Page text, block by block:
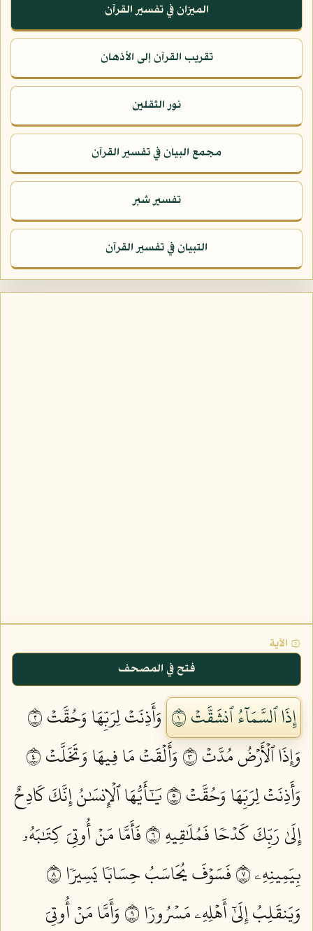
الميزان في تفسير القرآن
تقريب القرآن إلى الأذهان
نور الثقلين
مجمع البيان في تفسير القرآن
تفسير شبر
التبيان في تفسير القرآن
۞ الآية
فتح في المصحف
إِذَا ٱلسَّمَآءُ ٱنشَقَّتۡ ١
وَأَذِنَتۡ لِرَبِّهَا وَحُقَّتۡ ٢
وَإِذَا ٱلۡأَرۡضُ مُدَّتۡ ٣
وَأَلۡقَتۡ مَا فِيهَا وَتَخَلَّتۡ ٤
وَأَذِنَتۡ لِرَبِّهَا وَحُقَّتۡ ٥
يَٰٓأَيُّهَا ٱلۡإِنسَٰنُ إِنَّكَ كَادِحٌ
إِلَىٰ رَبِّكَ كَدۡحٗا فَمُلَٰقِيهِ ٦
فَأَمَّا مَنۡ أُوتِيَ كِتَٰبَهُۥ
بِيَمِينِهِۦ ٧
فَسَوۡفَ يُحَاسَبُ حِسَابٗا يَسِيرٗا ٨
وَيَنقَلِبُ إِلَىٰٓ أَهۡلِهِۦ مَسۡرُورٗا ٩
وَأَمَّا مَنۡ أُوتِيَ